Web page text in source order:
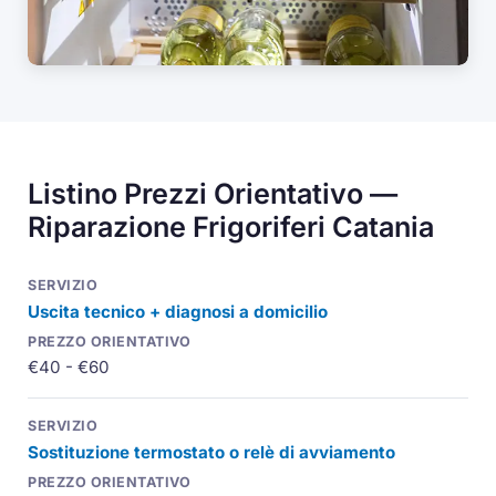
Listino Prezzi Orientativo —
Riparazione Frigoriferi Catania
Uscita tecnico + diagnosi a domicilio
€40 - €60
Sostituzione termostato o relè di avviamento